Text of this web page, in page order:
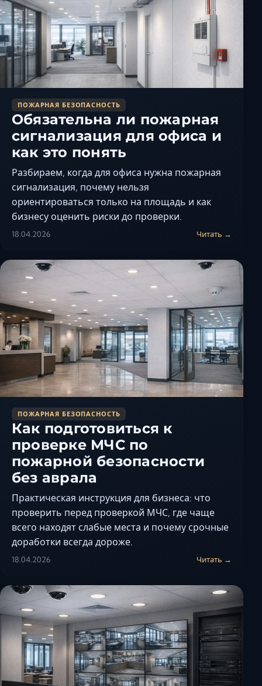
Феодосия
Черкесск
Шахты
Элиста
Ялта
ПОЖАРНАЯ БЕЗОПАСНОСТЬ
Обязательна ли пожарная
сигнализация для офиса и
как это понять
Разбираем, когда для офиса нужна пожарная
сигнализация, почему нельзя
ориентироваться только на площадь и как
бизнесу оценить риски до проверки.
18.04.2026 Читать →
ПОЖАРНАЯ БЕЗОПАСНОСТЬ
Как подготовиться к
проверке МЧС по
пожарной безопасности
без аврала
Практическая инструкция для бизнеса: что
проверить перед проверкой МЧС, где чаще
всего находят слабые места и почему срочные
доработки всегда дороже.
18.04.2026 Читать →